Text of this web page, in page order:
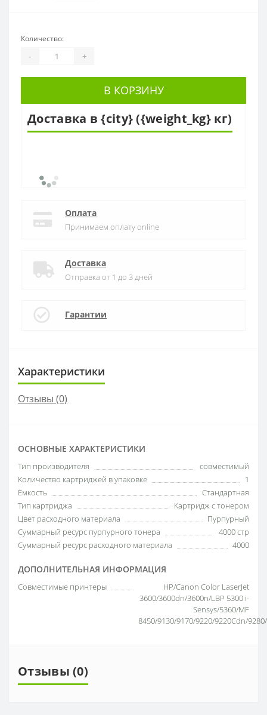
Количество:
- +
В КОРЗИНУ
Доставка в {city} ({weight_kg} кг)
Оплата
Принимаем оплату online
Доставка
Отправка от 1 до 3 дней
Гарантии
Характеристики
Отзывы (0)
ОСНОВНЫЕ ХАРАКТЕРИСТИКИ
Тип производителя
совместимый
Количество картриджей в упаковке
1
Ёмкость
Стандартная
Тип картриджа
Картридж с тонером
Цвет расходного материала
Пурпурный
Суммарный ресурс пурпурного тонера
4000 стр
Суммарный ресурс расходного материала
4000
ДОПОЛНИТЕЛЬНАЯ ИНФОРМАЦИЯ
Совместимые принтеры
HP/Canon Color LaserJet
3600/3600dn/3600n/LBP 5300 i-
Sensys/5360/MF
8450/9130/9170/9220/9220Cdn/
Отзывы (0)